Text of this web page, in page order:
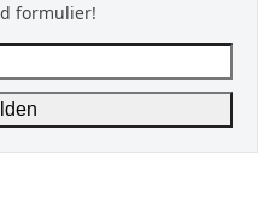
formulier!